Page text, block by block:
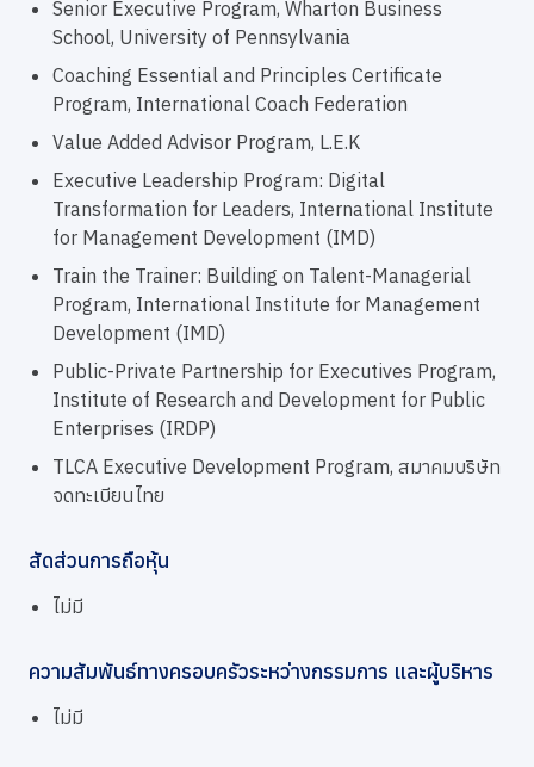
Senior Executive Program, Wharton Business
School, University of Pennsylvania
Coaching Essential and Principles Certificate
Program, International Coach Federation
Value Added Advisor Program, L.E.K
Executive Leadership Program: Digital
Transformation for Leaders, International Institute
for Management Development (IMD)
Train the Trainer: Building on Talent-Managerial
Program, International Institute for Management
Development (IMD)
Public-Private Partnership for Executives Program,
Institute of Research and Development for Public
Enterprises (IRDP)
TLCA Executive Development Program, สมาคมบริษัท
จดทะเบียนไทย
สัดส่วนการถือหุ้น
ไม่มี
ความสัมพันธ์ทางครอบครัวระหว่างกรรมการ และผู้บริหาร
ไม่มี